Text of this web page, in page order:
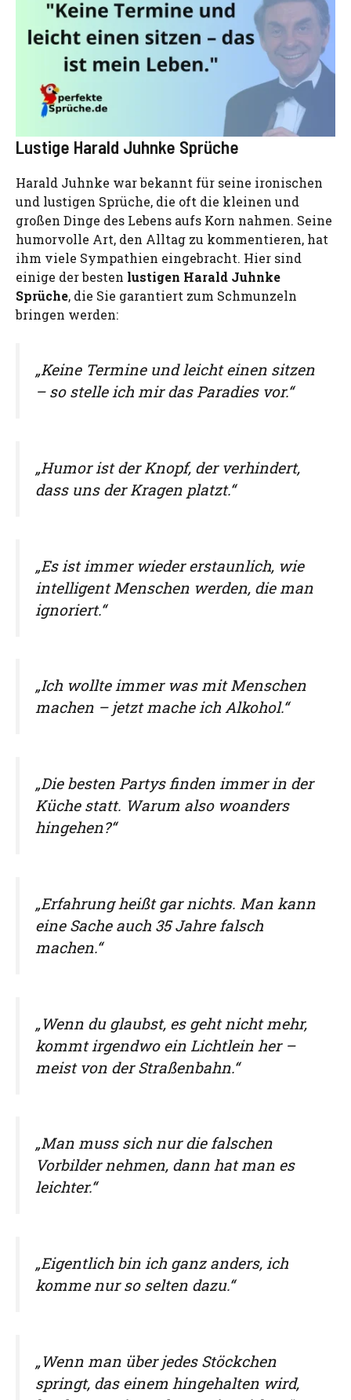
Lustige Harald Juhnke Sprüche
Harald Juhnke war bekannt für seine ironischen
und lustigen Sprüche, die oft die kleinen und
großen Dinge des Lebens aufs Korn nahmen. Seine
humorvolle Art, den Alltag zu kommentieren, hat
ihm viele Sympathien eingebracht. Hier sind
einige der besten lustigen Harald Juhnke
Sprüche, die Sie garantiert zum Schmunzeln
bringen werden:
„Keine Termine und leicht einen sitzen
– so stelle ich mir das Paradies vor.“
„Humor ist der Knopf, der verhindert,
dass uns der Kragen platzt.“
„Es ist immer wieder erstaunlich, wie
intelligent Menschen werden, die man
ignoriert.“
„Ich wollte immer was mit Menschen
machen – jetzt mache ich Alkohol.“
„Die besten Partys finden immer in der
Küche statt. Warum also woanders
hingehen?“
„Erfahrung heißt gar nichts. Man kann
eine Sache auch 35 Jahre falsch
machen.“
„Wenn du glaubst, es geht nicht mehr,
kommt irgendwo ein Lichtlein her –
meist von der Straßenbahn.“
„Man muss sich nur die falschen
Vorbilder nehmen, dann hat man es
leichter.“
„Eigentlich bin ich ganz anders, ich
komme nur so selten dazu.“
„Wenn man über jedes Stöckchen
springt, das einem hingehalten wird,